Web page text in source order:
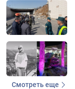
Смотреть еще